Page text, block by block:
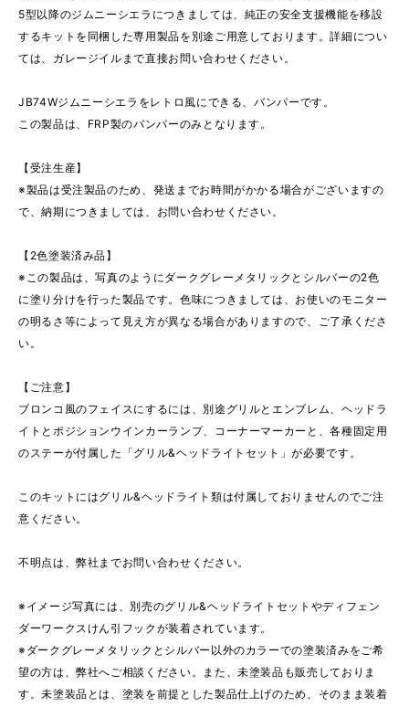
5型以降のジムニーシエラにつきましては、純正の安全支援機能を移設
するキットを同梱した専用製品を別途ご用意しております。詳細につい
ては、ガレージイルまで直接お問い合わせください。
JB74Wジムニーシエラをレトロ風にできる、バンパーです。
この製品は、FRP製のバンパーのみとなります。
【受注生産】
※製品は受注製品のため、発送までお時間がかかる場合がございますの
で、納期につきましては、お問い合わせください。
【2色塗装済み品】
※この製品は、写真のようにダークグレーメタリックとシルバーの2色
に塗り分けを行った製品です。色味につきましては、お使いのモニター
の明るさ等によって見え方が異なる場合がありますので、ご了承くださ
い。
【ご注意】
ブロンコ風のフェイスにするには、別途グリルとエンブレム、ヘッドラ
イトとポジションウインカーランプ、コーナーマーカーと、各種固定用
のステーが付属した「グリル&ヘッドライトセット」が必要です。
このキットにはグリル&ヘッドライト類は付属しておりませんのでご注
意ください。
不明点は、弊社までお問い合わせください。
※イメージ写真には、別売のグリル&ヘッドライトセットやディフェン
ダーワークスけん引フックが装着されています。
※ダークグレーメタリックとシルバー以外のカラーでの塗装済みをご希
望の方は、弊社へご相談ください。また、未塗装品も販売しておりま
す。未塗装品とは、塗装を前提とした製品仕上げのため、そのまま装着